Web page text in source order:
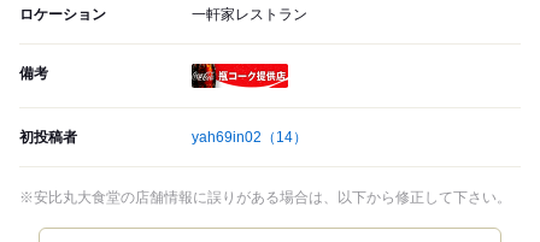
ロケーション 一軒家レストラン
備考
初投稿者 yah69in02 （14）
※安比丸大食堂の店舗情報に誤りがある場合は、以下から修正して下さい。